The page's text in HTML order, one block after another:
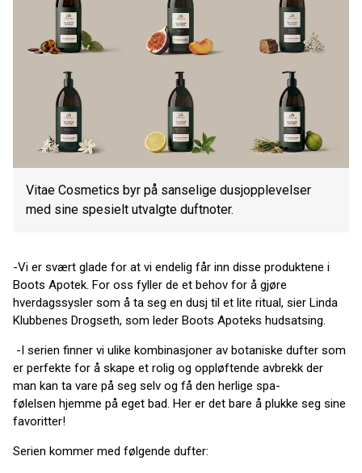
Vitae Cosmetics byr på sanselige dusjopplevelser
med sine spesielt utvalgte duftnoter.
-Vi er svært glade for at vi endelig får inn disse produktene i
Boots Apotek. For oss fyller de et behov for å gjøre
hverdagssysler som å ta seg en dusj til et lite ritual, sier Linda
Klubbenes Drogseth, som leder Boots Apoteks hudsatsing.
-I serien finner vi ulike kombinasjoner av botaniske dufter som
er perfekte for å skape et rolig og oppløftende avbrekk der
man kan ta vare på seg selv og få den herlige spa-
følelsen hjemme på eget bad. Her er det bare å plukke seg sine
favoritter!
Serien kommer med følgende dufter: